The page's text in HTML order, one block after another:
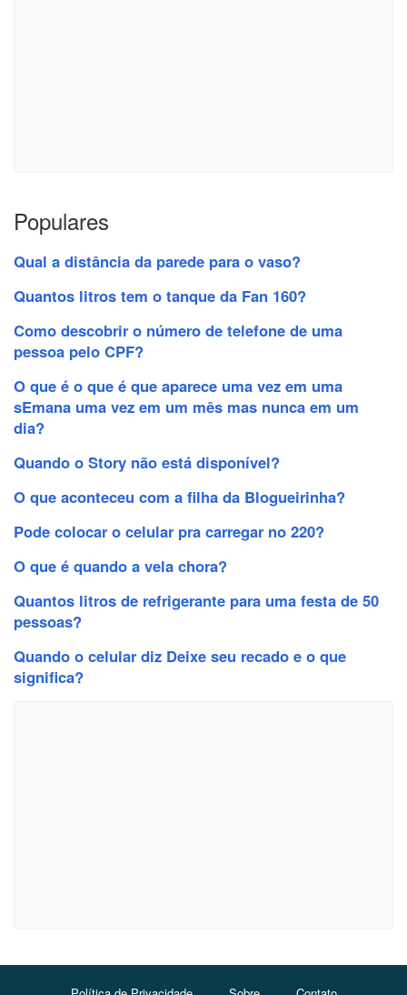
Populares
Qual a distância da parede para o vaso?
Quantos litros tem o tanque da Fan 160?
Como descobrir o número de telefone de uma
pessoa pelo CPF?
O que é o que é que aparece uma vez em uma
sEmana uma vez em um mês mas nunca em um
dia?
Quando o Story não está disponível?
O que aconteceu com a filha da Blogueirinha?
Pode colocar o celular pra carregar no 220?
O que é quando a vela chora?
Quantos litros de refrigerante para uma festa de 50
pessoas?
Quando o celular diz Deixe seu recado e o que
significa?